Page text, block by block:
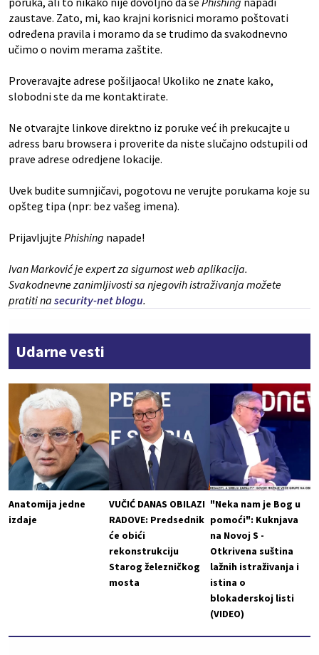
zaustave. Zato, mi, kao krajni korisnici moramo poštovati
određena pravila i moramo da se trudimo da svakodnevno
učimo o novim merama zaštite.
Proveravajte adrese pošiljaoca! Ukoliko ne znate kako,
slobodni ste da me kontaktirate.
Ne otvarajte linkove direktno iz poruke već ih prekucajte u
adress baru browsera i proverite da niste slučajno odstupili od
prave adrese odredjene lokacije.
Uvek budite sumnjičavi, pogotovu ne verujte porukama koje su
opšteg tipa (npr: bez vašeg imena).
Prijavljujte Phishing napade!
Ivan Marković je expert za sigurnost web aplikacija.
Svakodnevne zanimljivosti sa njegovih istraživanja možete
pratiti na security-net blogu.
Udarne vesti
Anatomija jedne
izdaje
VUČIĆ DANAS OBILAZI
RADOVE: Predsednik
će obići
rekonstrukciju
Starog železničkog
mosta
"Neka nam je Bog u
pomoći": Kuknjava
na Novoj S -
Otkrivena suština
lažnih istraživanja i
istina o
blokaderskoj listi
(VIDEO)